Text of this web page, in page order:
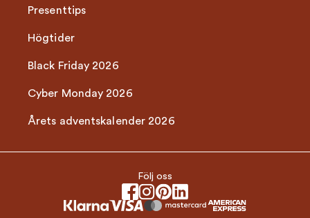
Presenttips
Högtider
Black Friday 2026
Cyber Monday 2026
Årets adventskalender 2026
Följ oss